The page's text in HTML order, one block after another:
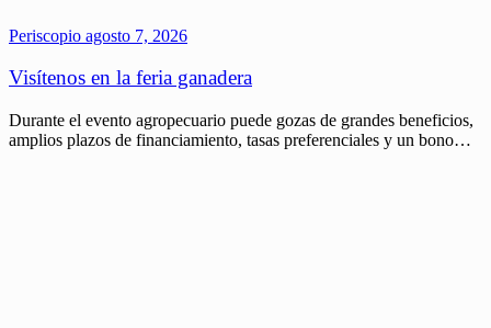
Periscopio agosto 7, 2026
Visítenos en la feria ganadera
Durante el evento agropecuario puede gozas de grandes beneficios,
amplios plazos de financiamiento, tasas preferenciales y un bono…